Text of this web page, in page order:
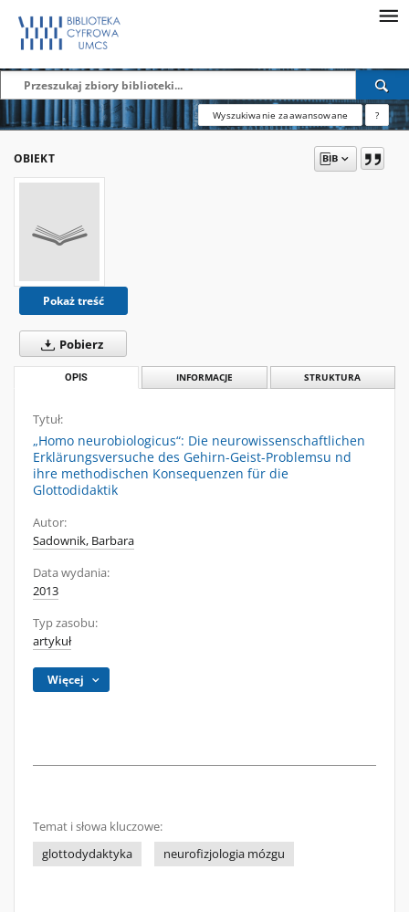
Wyszukiwanie zaawansowane ?
OBIEKT
Pokaż treść
Pobierz
OPIS INFORMACJE STRUKTURA
Tytuł:
„Homo neurobiologicus“: Die neurowissenschaftlichen
Erklärungsversuche des Gehirn-Geist-Problemsu nd
ihre methodischen Konsequenzen für die
Glottodidaktik
Autor:
Sadownik, Barbara
Data wydania:
2013
Typ zasobu:
artykuł
Więcej
Temat i słowa kluczowe:
glottodydaktyka
neurofizjologia mózgu